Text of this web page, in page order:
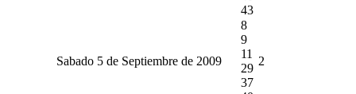
43
Sabado 5 de Septiembre de 2009
8
9
11
29
37
2